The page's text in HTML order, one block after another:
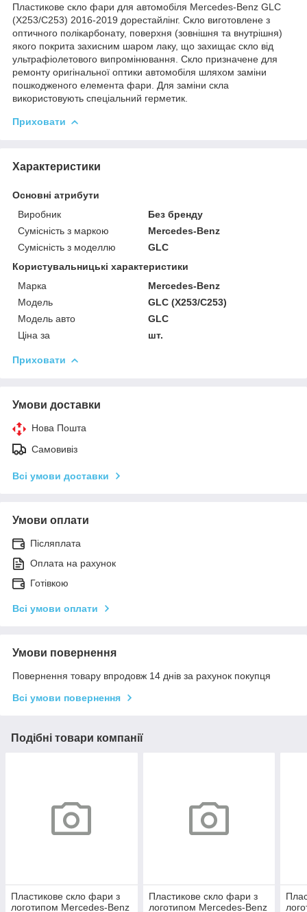
Пластикове скло фари для автомобіля Mercedes-Benz GLC
(X253/С253) 2016-2019 дорестайлінг. Скло виготовлене з
оптичного полікарбонату, поверхня (зовнішня та внутрішня)
якого покрита захисним шаром лаку, що захищає скло від
ультрафіолетового випромінювання. Скло призначене для
ремонту оригінальної оптики автомобіля шляхом заміни
пошкодженого елемента фари. Для заміни скла
використовують спеціальний герметик.
Приховати
Характеристики
Основні атрибути
Виробник
Без бренду
Сумісність з маркою
Mercedes-Benz
Сумісність з моделлю
GLC
Користувальницькі характеристики
Марка
Mercedes-Benz
Мoдель
GLC (X253/С253)
Модель авто
GLC
Ціна за
шт.
Приховати
Умови доставки
Нова Пошта
Самовивіз
Всі умови доставки
Умови оплати
Післяплата
Оплата на рахунок
Готівкою
Всі умови оплати
Умови повернення
Повернення товару впродовж 14 днів за рахунок покупця
Всі умови повернення
Подібні товари компанії
Пластикове скло фари з
логотипом Mercedes-Benz
Пластикове скло фари з
логотипом Mercedes-Benz